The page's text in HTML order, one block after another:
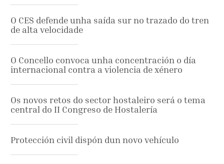
O CES defende unha saída sur no trazado do tren
de alta velocidade
O Concello convoca unha concentración o día
internacional contra a violencia de xénero
Os novos retos do sector hostaleiro será o tema
central do II Congreso de Hostalería
Protección civil dispón dun novo vehículo